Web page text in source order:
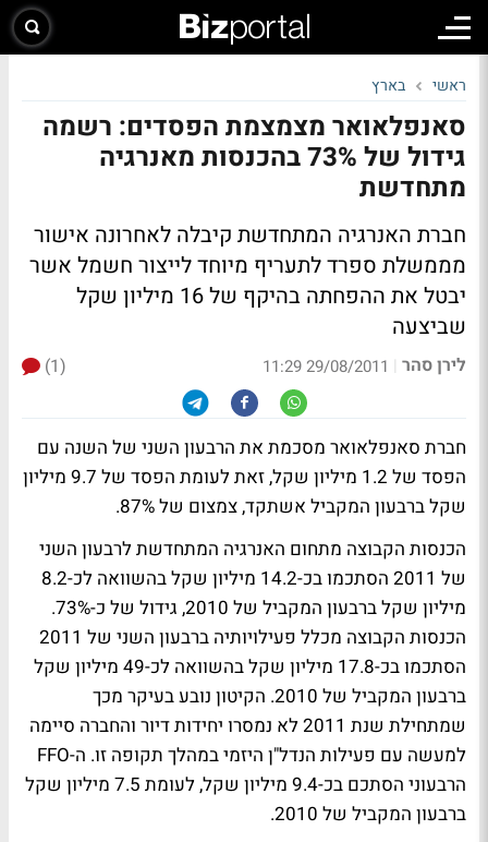
ראשי בארץ
סאנפלאואר מצמצמת הפסדים: רשמה
גידול של 73% בהכנסות מאנרגיה
מתחדשת
חברת האנרגיה המתחדשת קיבלה לאחרונה אישור
מממשלת ספרד לתעריף מיוחד לייצור חשמל אשר
יבטל את ההפחתה בהיקף של 16 מיליון שקל
שביצעה
לירן סהר |
29/08/2011 11:29
(1)
חברת סאנפלאואר מסכמת את הרבעון השני של השנה עם
הפסד של 1.2 מיליון שקל, זאת לעומת הפסד של 9.7 מיליון
שקל ברבעון המקביל אשתקד, צמצום של 87%.
הכנסות הקבוצה מתחום האנרגיה המתחדשת לרבעון השני
של 2011 הסתכמו בכ-14.2 מיליון שקל בהשוואה לכ-8.2
מיליון שקל ברבעון המקביל של 2010, גידול של כ-73%.
הכנסות הקבוצה מכלל פעילויותיה ברבעון השני של 2011
הסתכמו בכ-17.8 מיליון שקל בהשוואה לכ-49 מיליון שקל
ברבעון המקביל של 2010. הקיטון נובע בעיקר מכך
שמתחילת שנת 2011 לא נמסרו יחידות דיור והחברה סיימה
למעשה עם פעילות הנדל"ן היזמי במהלך תקופה זו. ה-FFO
הרבעוני הסתכם בכ-9.4 מיליון שקל, לעומת 7.5 מיליון שקל
ברבעון המקביל של 2010.